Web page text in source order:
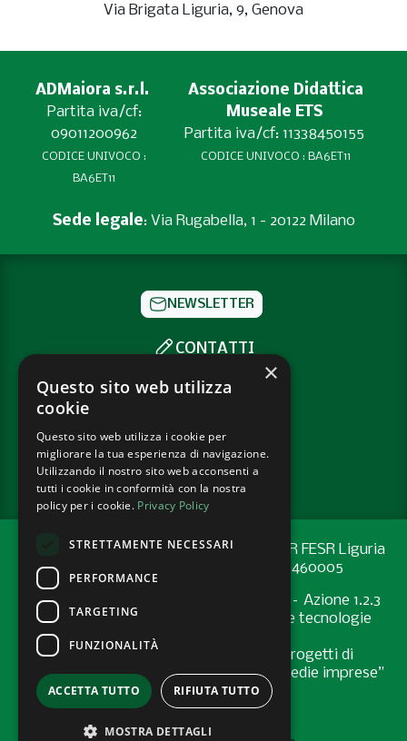
Via Brigata Liguria, 9, Genova
ADMaiora s.r.l.
Partita iva/cf:
09011200962
CODICE UNIVOCO :
BA6ET11
Associazione Didattica
Museale ETS
Partita iva/cf: 11338450155
CODICE UNIVOCO : BA6ET11
Sede legale: Via Rugabella, 1 - 20122 Milano
NEWSLETTER
CONTATTI
SOCIAL
PRIVACY POLICY
COOKIE POLICY
Progetto cofinanziato con risorse del PR FESR Liguria
2021-2027 codice CUP: G44E24001460005
Programma Regionale FESR 2021-2027 – Azione 1.2.3
"Sostenere l’introduzione di pratiche e tecnologie
digitali nelle imprese
Bando “Supporto allo sviluppo di progetti di
digitalizzazione nelle micro, piccole e medie imprese”
- Anno 2024
×
Questo sito web utilizza
cookie
Questo sito web utilizza i cookie per
migliorare la tua esperienza di navigazione.
Utilizzando il nostro sito web acconsenti a
tutti i cookie in conformità con la nostra
policy per i cookie. Privacy Policy
STRETTAMENTE NECESSARI
PERFORMANCE
TARGETING
FUNZIONALITÀ
ACCETTA TUTTO RIFIUTA TUTTO
MOSTRA DETTAGLI